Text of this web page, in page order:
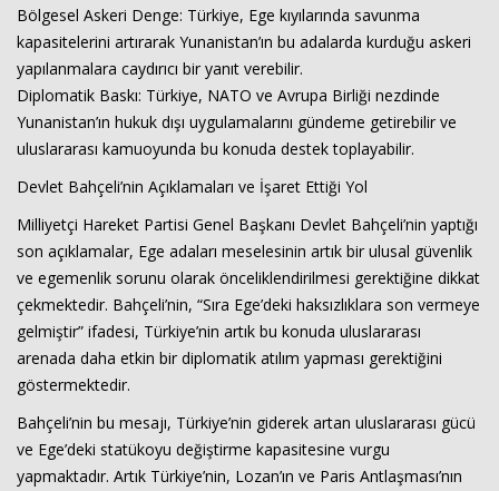
Bölgesel Askeri Denge: Türkiye, Ege kıyılarında savunma
kapasitelerini artırarak Yunanistan’ın bu adalarda kurduğu askeri
yapılanmalara caydırıcı bir yanıt verebilir.
Diplomatik Baskı: Türkiye, NATO ve Avrupa Birliği nezdinde
Yunanistan’ın hukuk dışı uygulamalarını gündeme getirebilir ve
uluslararası kamuoyunda bu konuda destek toplayabilir.
Devlet Bahçeli’nin Açıklamaları ve İşaret Ettiği Yol
Milliyetçi Hareket Partisi Genel Başkanı Devlet Bahçeli’nin yaptığı
son açıklamalar, Ege adaları meselesinin artık bir ulusal güvenlik
ve egemenlik sorunu olarak önceliklendirilmesi gerektiğine dikkat
çekmektedir. Bahçeli’nin, “Sıra Ege’deki haksızlıklara son vermeye
gelmiştir” ifadesi, Türkiye’nin artık bu konuda uluslararası
arenada daha etkin bir diplomatik atılım yapması gerektiğini
göstermektedir.
Bahçeli’nin bu mesajı, Türkiye’nin giderek artan uluslararası gücü
ve Ege’deki statükoyu değiştirme kapasitesine vurgu
yapmaktadır. Artık Türkiye’nin, Lozan’ın ve Paris Antlaşması’nın